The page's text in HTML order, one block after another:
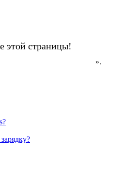
этой страницы!
».